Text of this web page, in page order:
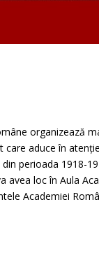
organizează
aduce în
perioada 1918-
loc în Aula
Academiei